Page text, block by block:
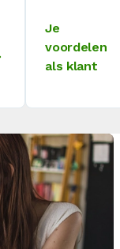
Je
voordelen
als klant